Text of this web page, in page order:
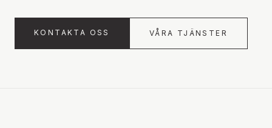
KONTAKTA OSS VÅRA TJÄNSTER